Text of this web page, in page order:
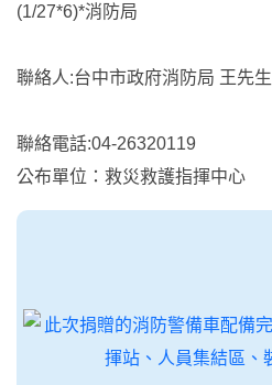
(1/27*6)*消防局
聯絡人:台中市政府消防局 王先生
聯絡電話:04-26320119
公布單位：救災救護指揮中心